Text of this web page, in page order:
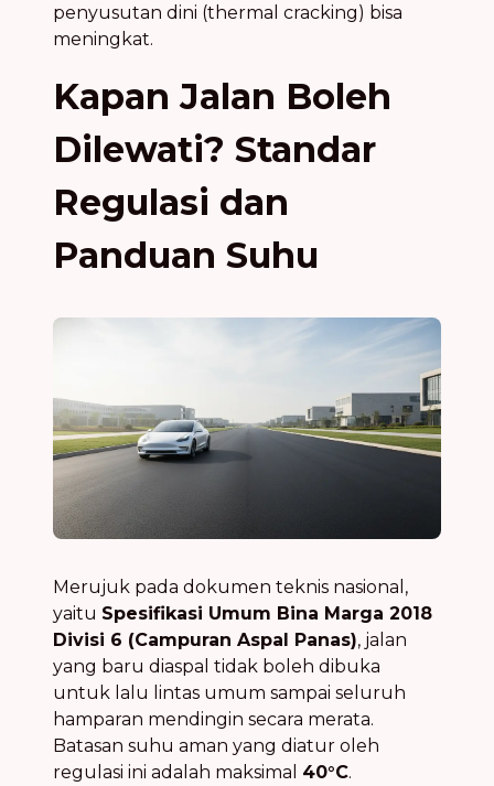
penyusutan dini (thermal cracking) bisa
meningkat.
Kapan Jalan Boleh
Dilewati? Standar
Regulasi dan
Panduan Suhu
Merujuk pada dokumen teknis nasional,
yaitu Spesifikasi Umum Bina Marga 2018
Divisi 6 (Campuran Aspal Panas), jalan
yang baru diaspal tidak boleh dibuka
untuk lalu lintas umum sampai seluruh
hamparan mendingin secara merata.
Batasan suhu aman yang diatur oleh
regulasi ini adalah maksimal 40°C.